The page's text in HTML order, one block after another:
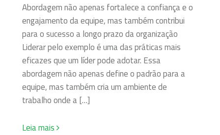
Abordagem não apenas fortalece a confiança e o
engajamento da equipe, mas também contribui
para o sucesso a longo prazo da organização
Liderar pelo exemplo é uma das práticas mais
eficazes que um líder pode adotar. Essa
abordagem não apenas define o padrão para a
equipe, mas também cria um ambiente de
trabalho onde a […]
Leia mais